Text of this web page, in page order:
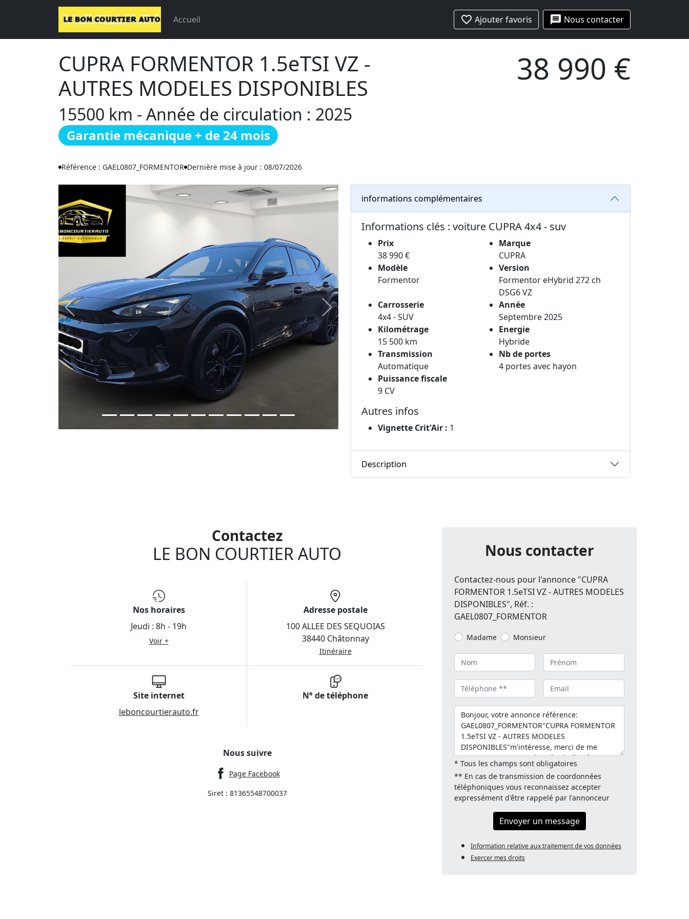
Accueil favorite_border Ajouter favoris message Nous contacter
CUPRA FORMENTOR 1.5eTSI VZ -
AUTRES MODELES DISPONIBLES
15500 km - Année de circulation : 2025
Garantie mécanique + de 24 mois
38 990 €
Référence : GAEL0807_FORMENTOR Dernière mise à jour : 08/07/2026
Previous Next
informations complémentaires
Informations clés : voiture CUPRA 4x4 - suv
Prix
38 990 €
Marque
CUPRA
Modèle
Formentor
Version
Formentor eHybrid 272 ch
DSG6 VZ
Carrosserie
4x4 - SUV
Année
Septembre 2025
Kilométrage
15 500 km
Energie
Hybride
Transmission
Automatique
Nb de portes
4 portes avec hayon
Puissance fiscale
9 CV
Autres infos
Vignette Crit'Air : 1
Description
Contactez
LE BON COURTIER AUTO
Nos horaires
Jeudi : 8h - 19h
Voir +
Adresse postale
100 ALLEE DES SEQUOIAS
38440 Châtonnay
Itinéraire
Site internet
leboncourtierauto.fr
N° de téléphone
Nous suivre
Page Facebook
Siret : 81365548700037
Nous contacter
Contactez-nous pour l'annonce "CUPRA
FORMENTOR 1.5eTSI VZ - AUTRES MODELES
DISPONIBLES", Réf. :
GAEL0807_FORMENTOR
Madame Monsieur
* Tous les champs sont obligatoires
** En cas de transmission de coordonnées
téléphoniques vous reconnaissez accepter
expressément d'être rappelé par l'annonceur
Envoyer un message
Information relative aux traitement de vos données
Exercer mes droits